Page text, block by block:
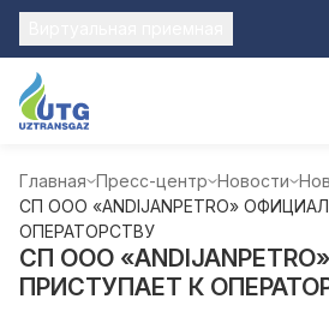
Главная Пресс-центр Новости
СП ООО «ANDIJANPETRO»
ОПЕРАТОРСТВУ
СП ООО
ПРИСТУПАЕТ К